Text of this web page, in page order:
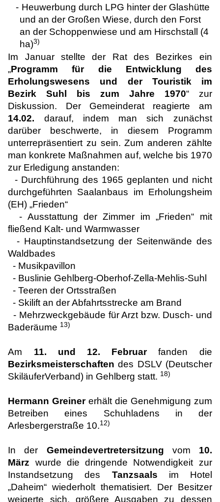
- Heuwerbung durch LPG hinter der Glashütte
und an der Großen Wiese, durch den Forst
an der Schoppenwiese und am Hirschstall (4
ha)3)
Im Januar stellte der Rat des Bezirkes ein
„Programm für die Entwicklung des
Erholungswesens und der Touristik im
Bezirk Suhl bis zum Jahre 1970“ zur
Diskussion. Der Gemeinderat reagierte am
14.02. darauf, indem man sich zunächst
darüber beschwerte, in diesem Programm
unterrepräsentiert zu sein. Zum anderen zählte
man konkrete Maßnahmen auf, welche bis 1970
zur Erledigung anstanden:
- Durchführung des 1965 geplanten und nicht
durchgeführten Saalanbaus im Erholungsheim
(EH) „Frieden“
- Ausstattung der Zimmer im „Frieden“ mit
fließend Kalt- und Warmwasser
- Hauptinstandsetzung der Seitenwände des
Waldbades
- Musikpavillon
- Buslinie Gehlberg-Oberhof-Zella-Mehlis-Suhl
- Teeren der Ortsstraßen
- Skilift an der Abfahrtsstrecke am Brand
- Mehrzweckgebäude für Arzt bzw. Dusch- und
Baderäume 13)
Am 11. und 12. Februarfanden die
Bezirksmeisterschaften des DSLV (Deutscher
SkiläuferVerband) in Gehlberg statt. 18)
Hermann Greinererhält die Genehmigung zum
Betreiben eines Schuhladens in der
Arlesbergerstraße 10.12)
In der Gemeindevertretersitzung vom 10.
März wurde die dringende Notwendigkeit zur
Instandsetzung des Tanzsaals im Hotel
„Daheim“ wiederholt thematisiert. Der Besitzer
weigerte sich, größere Ausgaben zu dessen